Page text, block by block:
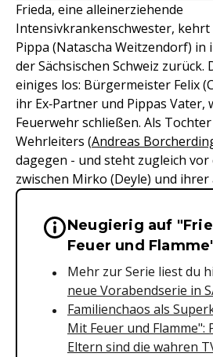
Frieda, eine alleinerziehende
Intensivkrankenschwester,
Pippa (Natascha Weitzendorf) in
der Sächsischen Schweiz zurück.
einiges los: Bürgermeister Felix
ihr Ex‑Partner und Pippas Vater,
Feuerwehr schließen. Als
Wehrleiters (Andreas
dagegen - und steht zugleich
zwischen Mirko (Deyle) und ihrer
Wichtige Hinweise
Neugierig auf
Feuer und
Mehr zur Serie liest du
neue Vorabendserie in
Familienchaos als
Mit Feuer und Flamme":
Eltern sind die wahren